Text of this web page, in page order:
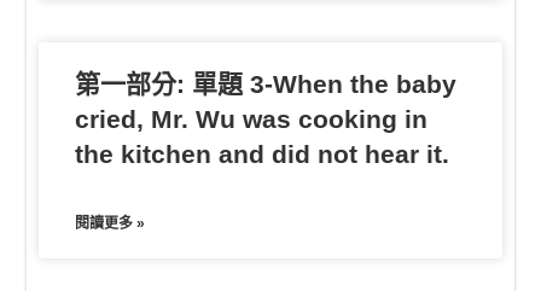
第一部分: 單題 3-When the baby
cried, Mr. Wu was cooking in
the kitchen and did not hear it.
閱讀更多 »